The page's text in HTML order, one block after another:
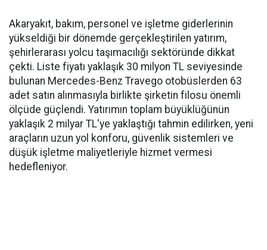
Akaryakıt, bakım, personel ve işletme giderlerinin
yükseldiği bir dönemde gerçekleştirilen yatırım,
şehirlerarası yolcu taşımacılığı sektöründe dikkat
çekti. Liste fiyatı yaklaşık 30 milyon TL seviyesinde
bulunan Mercedes-Benz Travego otobüslerden 63
adet satın alınmasıyla birlikte şirketin filosu önemli
ölçüde güçlendi. Yatırımın toplam büyüklüğünün
yaklaşık 2 milyar TL'ye yaklaştığı tahmin edilirken, yeni
araçların uzun yol konforu, güvenlik sistemleri ve
düşük işletme maliyetleriyle hizmet vermesi
hedefleniyor.